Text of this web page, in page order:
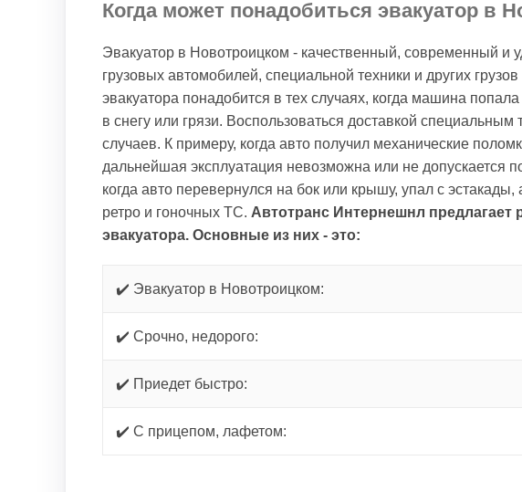
Когда может понадобиться эвакуатор в
Эвакуатор в Новотроицком - качественный, современный и
грузовых автомобилей, специальной техники и других
эвакуатора понадобится в тех случаях, когда машина
в снегу или грязи. Воспользоваться доставкой
случаев. К примеру, когда авто получил механические
дальнейшая эксплуатация невозможна или не допускается
когда авто перевернулся на бок или крышу, упал с
ретро и гоночных ТС. Автотранс Интернешнл предлагает
эвакуатора. Основные из них - это:
✔️ Эвакуатор в Новотроицком:
✔️ Срочно, недорого:
✔️ Приедет быстро:
✔️ С прицепом, лафетом: